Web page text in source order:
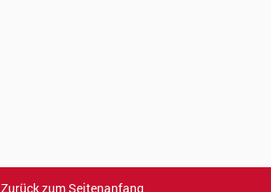
Zurück zum Seitenanfang